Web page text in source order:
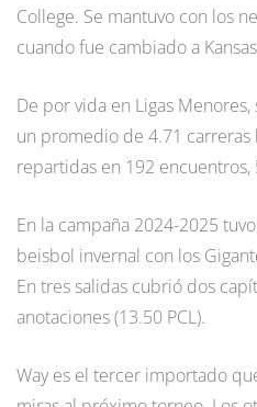
College. Se mantuvo con los
cuando fue cambiado a
De por vida en Ligas
un promedio de 4.71
repartidas en 192
En la campaña 2024-2025
beisbol invernal con los
En tres salidas cubrió dos
anotaciones (13.50 PCL).
Way es el tercer importado